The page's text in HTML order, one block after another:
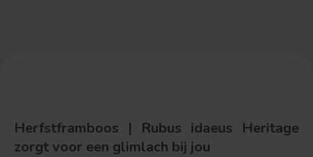
Herfstframboos | Rubus idaeus Heritage
zorgt voor een glimlach bij jou